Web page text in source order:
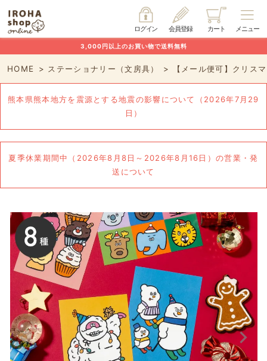
メニュー
カート
会員登録
ログイン
3,000円以上のお買い物で送料無料
HOME ステーショナリー（文房具） 【メール便可】クリ
熊本県熊本地方を震源とする地震の影響について（2026年7月29
日）
夏季休業期間中（2026年8月8日～2026年8月16日）の営業・発
送について